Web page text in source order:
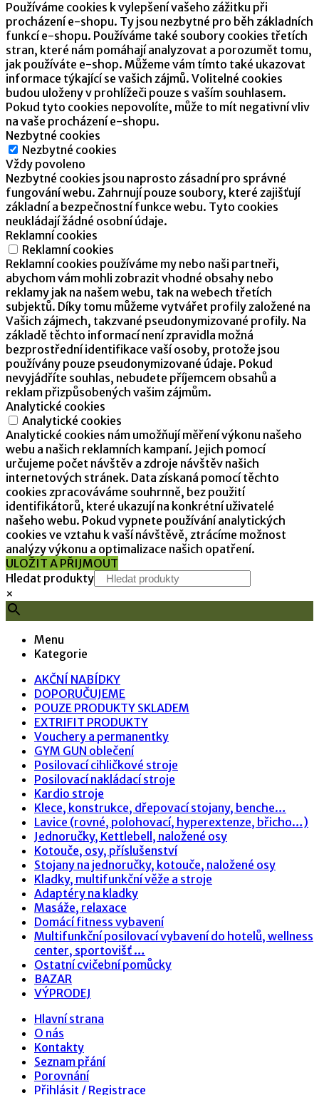
Používáme cookies k vylepšení vašeho zážitku při
procházení e-shopu. Ty jsou nezbytné pro běh základních
funkcí e-shopu. Používáme také soubory cookies třetích
stran, které nám pomáhají analyzovat a porozumět tomu,
jak používáte e-shop. Můžeme vám tímto také ukazovat
informace týkající se vašich zájmů. Volitelné cookies
budou uloženy v prohlížeči pouze s vaším souhlasem.
Pokud tyto cookies nepovolíte, může to mít negativní vliv
na vaše procházení e-shopu.
Nezbytné cookies
Nezbytné cookies
Vždy povoleno
Nezbytné cookies jsou naprosto zásadní pro správné
fungování webu. Zahrnují pouze soubory, které zajišťují
základní a bezpečnostní funkce webu. Tyto cookies
neukládají žádné osobní údaje.
Reklamní cookies
Reklamní cookies
Reklamní cookies používáme my nebo naši partneři,
abychom vám mohli zobrazit vhodné obsahy nebo
reklamy jak na našem webu, tak na webech třetích
subjektů. Díky tomu můžeme vytvářet profily založené na
Vašich zájmech, takzvané pseudonymizované profily. Na
základě těchto informací není zpravidla možná
bezprostřední identifikace vaší osoby, protože jsou
používány pouze pseudonymizované údaje. Pokud
nevyjádříte souhlas, nebudete příjemcem obsahů a
reklam přizpůsobených vašim zájmům.
Analytické cookies
Analytické cookies
Analytické cookies nám umožňují měření výkonu našeho
webu a našich reklamních kampaní. Jejich pomocí
určujeme počet návštěv a zdroje návštěv našich
internetových stránek. Data získaná pomocí těchto
cookies zpracováváme souhrnně, bez použití
identifikátorů, které ukazují na konkrétní uživatelé
našeho webu. Pokud vypnete používání analytických
cookies ve vztahu k vaší návštěvě, ztrácíme možnost
analýzy výkonu a optimalizace našich opatření.
ULOŽIT A PŘIJMOUT
Hledat produkty
×
Menu
Kategorie
AKČNÍ NABÍDKY
DOPORUČUJEME
POUZE PRODUKTY SKLADEM
EXTRIFIT PRODUKTY
Vouchery a permanentky
GYM GUN oblečení
Posilovací cihličkové stroje
Posilovací nakládací stroje
Kardio stroje
Klece, konstrukce, dřepovací stojany, benche…
Lavice (rovné, polohovací, hyperextenze, břicho…)
Jednoručky, Kettlebell, naložené osy
Kotouče, osy, příslušenství
Stojany na jednoručky, kotouče, naložené osy
Kladky, multifunkční věže a stroje
Adaptéry na kladky
Masáže, relaxace
Domácí fitness vybavení
Multifunkční posilovací vybavení do hotelů, wellness
center, sportovišť …
Ostatní cvičební pomůcky
BAZAR
VÝPRODEJ
Hlavní strana
O nás
Kontakty
Seznam přání
Porovnání
Přihlásit / Registrace